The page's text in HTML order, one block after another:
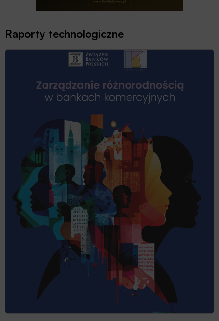
Raporty technologiczne